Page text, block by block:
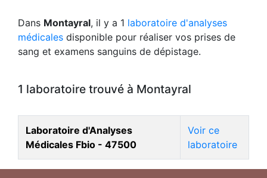
Dans Montayral, il y a 1 laboratoire d'analyses
médicales disponible pour réaliser vos prises de
sang et examens sanguins de dépistage.
1 laboratoire trouvé à Montayral
Laboratoire d'Analyses
Médicales Fbio - 47500
Voir ce
laboratoire